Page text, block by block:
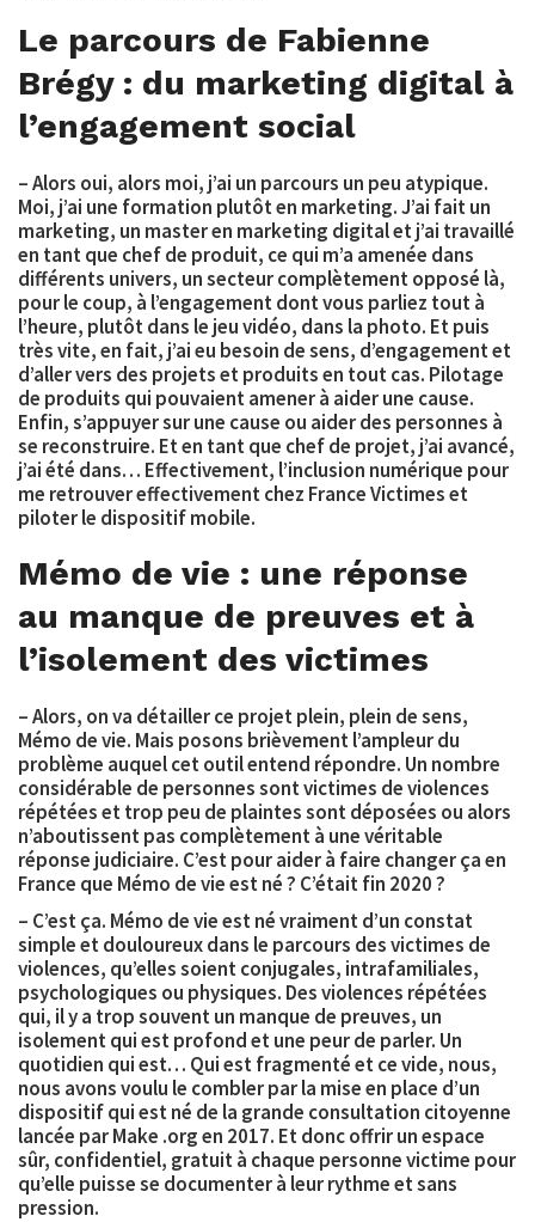
Le parcours de Fabienne
Brégy : du marketing digital à
l’engagement social
– Alors oui, alors moi, j’ai un parcours un peu atypique.
Moi, j’ai une formation plutôt en marketing. J’ai fait un
marketing, un master en marketing digital et j’ai travaillé
en tant que chef de produit, ce qui m’a amenée dans
différents univers, un secteur complètement opposé là,
pour le coup, à l’engagement dont vous parliez tout à
l’heure, plutôt dans le jeu vidéo, dans la photo. Et puis
très vite, en fait, j’ai eu besoin de sens, d’engagement et
d’aller vers des projets et produits en tout cas. Pilotage
de produits qui pouvaient amener à aider une cause.
Enfin, s’appuyer sur une cause ou aider des personnes à
se reconstruire. Et en tant que chef de projet, j’ai avancé,
j’ai été dans… Effectivement, l’inclusion numérique pour
me retrouver effectivement chez France Victimes et
piloter le dispositif mobile.
Mémo de vie : une réponse
au manque de preuves et à
l’isolement des victimes
– Alors, on va détailler ce projet plein, plein de sens,
Mémo de vie. Mais posons brièvement l’ampleur du
problème auquel cet outil entend répondre. Un nombre
considérable de personnes sont victimes de violences
répétées et trop peu de plaintes sont déposées ou alors
n’aboutissent pas complètement à une véritable
réponse judiciaire. C’est pour aider à faire changer ça en
France que Mémo de vie est né ? C’était fin 2020 ?
– C’est ça. Mémo de vie est né vraiment d’un constat
simple et douloureux dans le parcours des victimes de
violences, qu’elles soient conjugales, intrafamiliales,
psychologiques ou physiques. Des violences répétées
qui, il y a trop souvent un manque de preuves, un
isolement qui est profond et une peur de parler. Un
quotidien qui est… Qui est fragmenté et ce vide, nous,
nous avons voulu le combler par la mise en place d’un
dispositif qui est né de la grande consultation citoyenne
lancée par Make .org en 2017. Et donc offrir un espace
sûr, confidentiel, gratuit à chaque personne victime pour
qu’elle puisse se documenter à leur rythme et sans
pression.